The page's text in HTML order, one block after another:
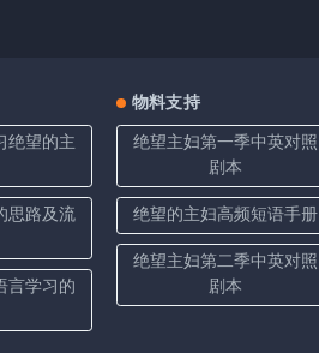
绝望的主
思路及流
言学习的
物料支持
绝望主妇第一季中英对照
剧本
绝望的主妇高频短语手册
绝望主妇第二季中英对照
剧本